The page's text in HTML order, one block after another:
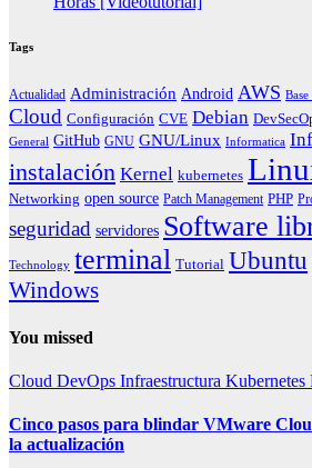
Tags
Actualidad Administración Android AWS
Cloud Configuración CVE Debian
General GitHub GNU GNU/Linux Informatica
instalación Kernel kubernetes
Networking open source Patch Management PHP
seguridad servidores Software
Technology terminal Tutorial Ubuntu
Windows
You missed
Cloud DevOps Infraestructura Kubernetes
Cinco pasos para blindar VMware
la actualización